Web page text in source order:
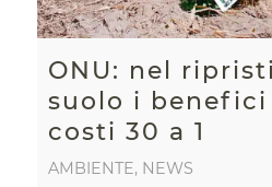
ONU: nel
suolo i
costi 30 a 1
AMBIENTE, NEWS